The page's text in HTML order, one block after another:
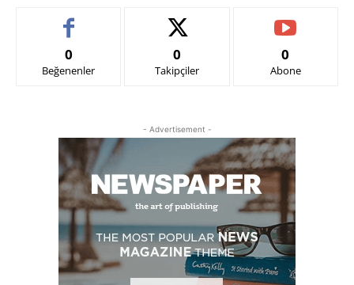
0
Beğenenler
0
Takipçiler
0
Abone
- Advertisement -